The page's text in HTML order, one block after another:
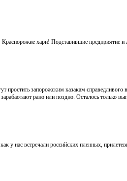
хари! Подставившие предприятие и
запорожским казакам справедливого
рано или поздно. Осталось только
у нас встречали российских пленных,